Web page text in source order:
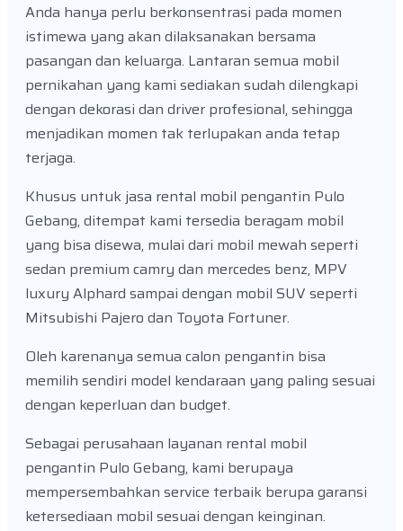
Anda hanya perlu berkonsentrasi pada momen
istimewa yang akan dilaksanakan bersama
pasangan dan keluarga. Lantaran semua mobil
pernikahan yang kami sediakan sudah dilengkapi
dengan dekorasi dan driver profesional, sehingga
menjadikan momen tak terlupakan anda tetap
terjaga.
Khusus untuk jasa rental mobil pengantin Pulo
Gebang, ditempat kami tersedia beragam mobil
yang bisa disewa, mulai dari mobil mewah seperti
sedan premium camry dan mercedes benz, MPV
luxury Alphard sampai dengan mobil SUV seperti
Mitsubishi Pajero dan Toyota Fortuner.
Oleh karenanya semua calon pengantin bisa
memilih sendiri model kendaraan yang paling sesuai
dengan keperluan dan budget.
Sebagai perusahaan layanan rental mobil
pengantin Pulo Gebang, kami berupaya
mempersembahkan service terbaik berupa garansi
ketersediaan mobil sesuai dengan keinginan.